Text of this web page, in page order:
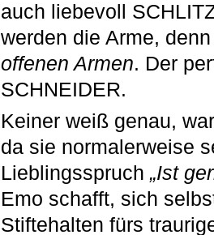
auch liebevoll
werden die Arme,
offenen Armen. Der
SCHNEIDER.
Keiner weiß genau,
da sie normalerweise
Lieblingsspruch „Ist
Emo schafft, sich
Stiftehalten fürs